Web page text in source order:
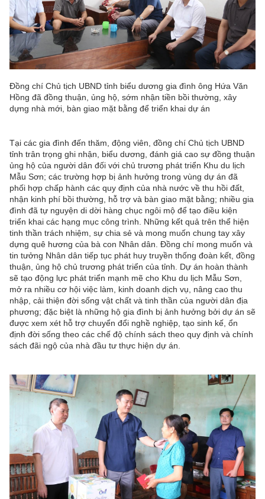
Đồng chí Chủ tịch UBND tỉnh biểu dương gia đình ông Hứa Văn
Hồng đã đồng thuận, ủng hộ, sớm nhận tiền bồi thường, xây
dựng nhà mới, bàn giao mặt bằng để triển khai dự án
Tại các gia đình đến thăm, động viên, đồng chí Chủ tịch UBND
tỉnh trân trọng ghi nhận, biểu dương, đánh giá cao sự đồng thuận
ủng hộ của người dân đối với chủ trương phát triển Khu du lịch
Mẫu Sơn; các trường hợp bị ảnh hưởng trong vùng dự án đã
phối hợp chấp hành các quy định của nhà nước về thu hồi đất,
nhận kinh phí bồi thường, hỗ trợ và bàn giao mặt bằng; nhiều gia
đình đã tự nguyện di dời hàng chục ngôi mộ để tạo điều kiện
triển khai các hạng mục công trình. Những kết quả trên thể hiện
tinh thần trách nhiệm, sự chia sẻ và mong muốn chung tay xây
dựng quê hương của bà con Nhân dân. Đồng chí mong muốn và
tin tưởng Nhân dân tiếp tục phát huy truyền thống đoàn kết, đồng
thuận, ủng hộ chủ trương phát triển của tỉnh. Dự án hoàn thành
sẽ tạo động lực phát triển mạnh mẽ cho Khu du lịch Mẫu Sơn,
mở ra nhiều cơ hội việc làm, kinh doanh dịch vụ, nâng cao thu
nhập, cải thiện đời sống vật chất và tinh thần của người dân địa
phương; đặc biệt là những hộ gia đình bị ảnh hưởng bởi dự án sẽ
được xem xét hỗ trợ chuyển đổi nghề nghiệp, tạo sinh kế, ổn
định đời sống theo các chế độ chính sách theo quy định và chính
sách đãi ngộ của nhà đầu tư thực hiện dự án.